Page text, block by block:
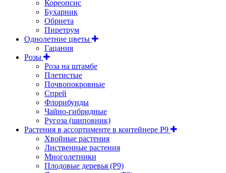
Кореопсис
Бухарник
Обриета
Пиретрум
Однолетние цветы
Гацания
Розы
Роза на штамбе
Плетистые
Почвопокровные
Спрей
Флорибунды
Чайно-гибридные
Ругоза (шиповник)
Растения в ассортименте в контейнере P9
Хвойные растения
Лиственные растения
Многолетники
Плодовые деревья (Р9)